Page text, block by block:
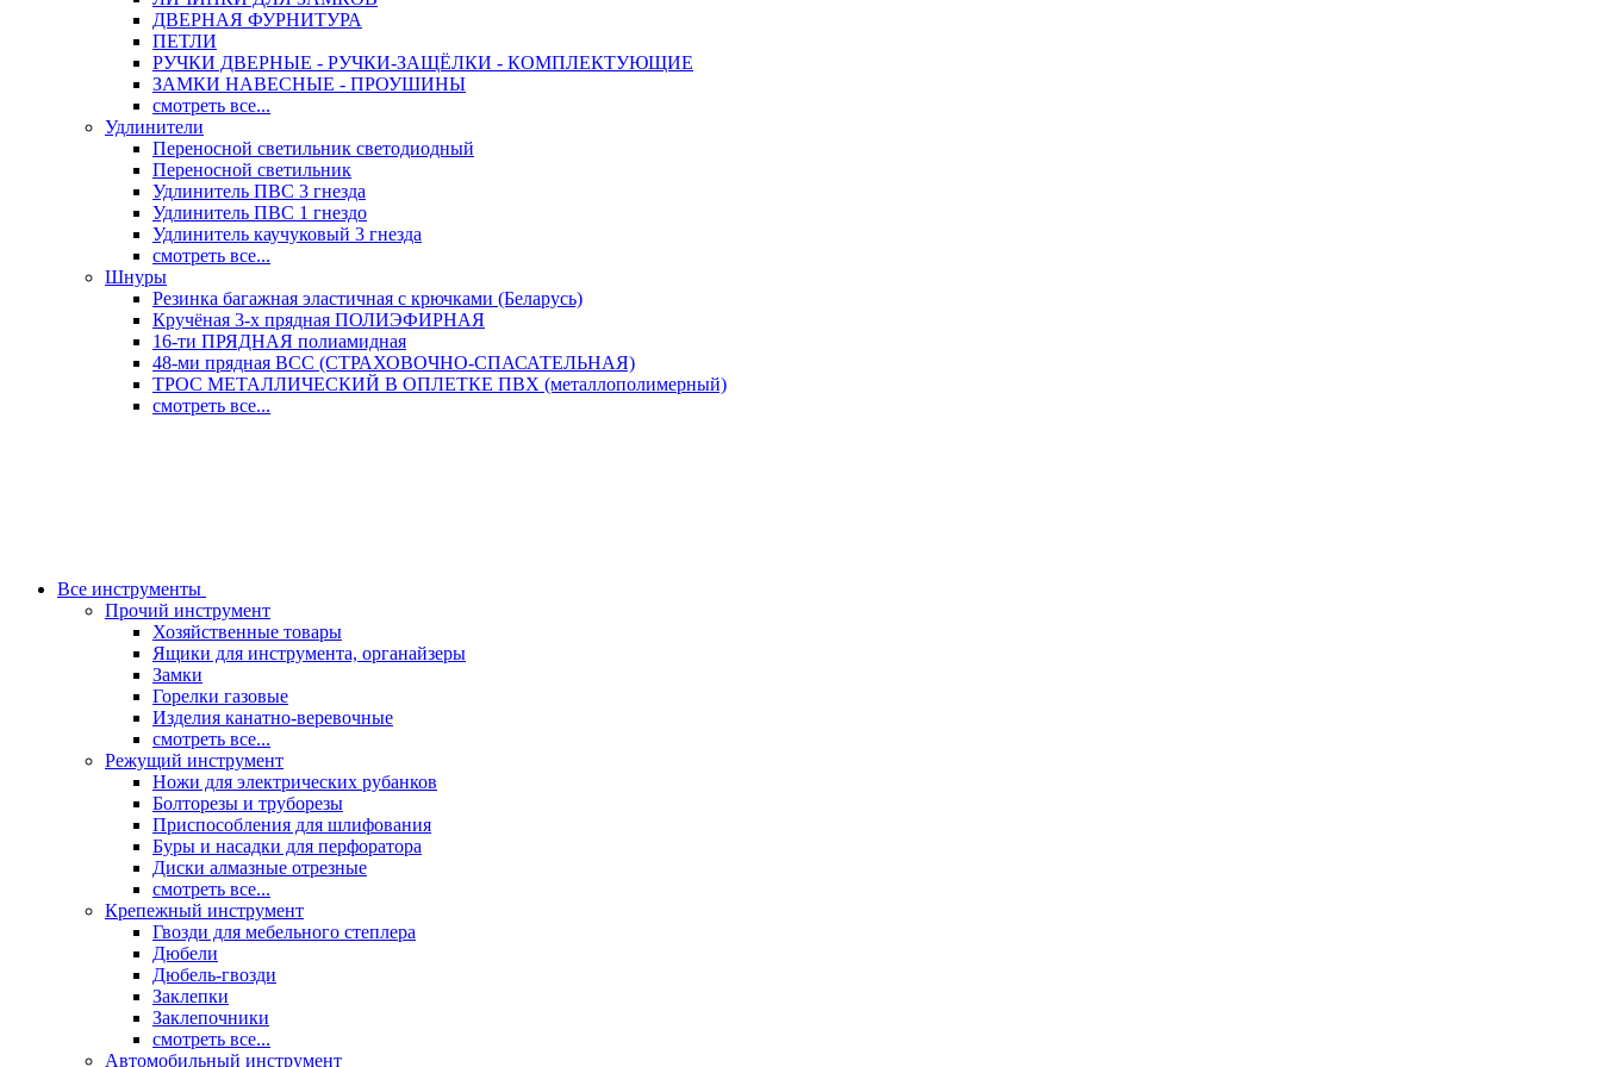
ДВЕРНАЯ ФУРНИТУРА
ПЕТЛИ
РУЧКИ ДВЕРНЫЕ - РУЧКИ-ЗАЩЁЛКИ - КОМПЛЕКТУЮЩИЕ
ЗАМКИ НАВЕСНЫЕ - ПРОУШИНЫ
смотреть все...
Удлинители
Переносной светильник светодиодный
Переносной светильник
Удлинитель ПВС 3 гнезда
Удлинитель ПВС 1 гнездо
Удлинитель каучуковый 3 гнезда
смотреть все...
Шнуры
Резинка багажная эластичная с крючками (Беларусь)
Кручёная 3-х прядная ПОЛИЭФИРНАЯ
16-ти ПРЯДНАЯ полиамидная
48-ми прядная ВСС (СТРАХОВОЧНО-СПАСАТЕЛЬНАЯ)
ТРОС МЕТАЛЛИЧЕСКИЙ В ОПЛЕТКЕ ПВХ (металлополимерный)
смотреть все...
Все инструменты
Прочий инструмент
Хозяйственные товары
Ящики для инструмента, органайзеры
Замки
Горелки газовые
Изделия канатно-веревочные
смотреть все...
Режущий инструмент
Ножи для электрических рубанков
Болторезы и труборезы
Приспособления для шлифования
Буры и насадки для перфоратора
Диски алмазные отрезные
смотреть все...
Крепежный инструмент
Гвозди для мебельного степлера
Дюбели
Дюбель-гвозди
Заклепки
Заклепочники
смотреть все...
Автомобильный инструмент